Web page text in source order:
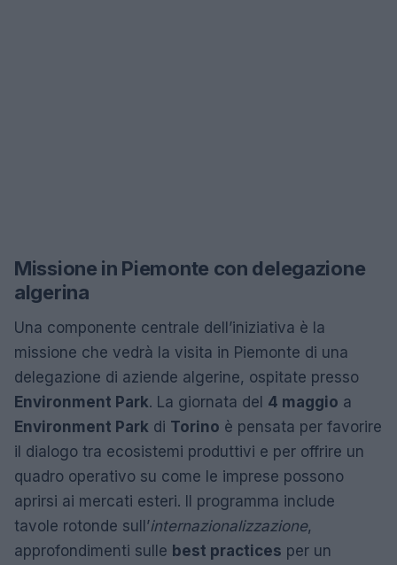
Missione in Piemonte con delegazione
algerina
Una componente centrale dell’iniziativa è la
missione che vedrà la visita in Piemonte di una
delegazione di aziende algerine, ospitate presso
Environment Park. La giornata del 4 maggio a
Environment Park di Torino è pensata per favorire
il dialogo tra ecosistemi produttivi e per offrire un
quadro operativo su come le imprese possono
aprirsi ai mercati esteri. Il programma include
tavole rotonde sull’internazionalizzazione,
approfondimenti sulle best practices per un